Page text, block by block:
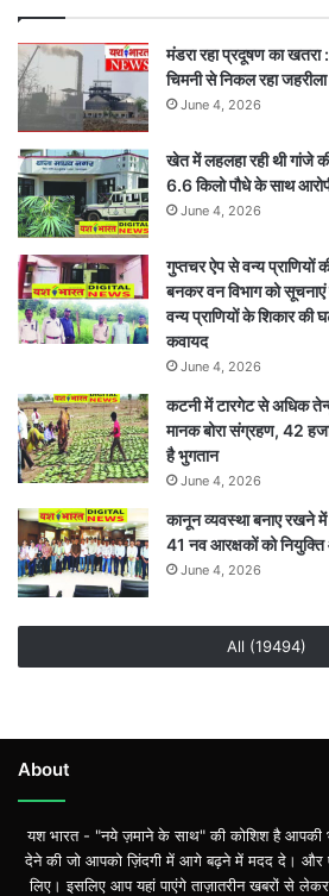
गंभीर
मंडरा रहा प्रदूषण का खतरा
चिमनी से निकल रहा
June 4, 2026
खेत में लहलहा रही थी गांजे
6.6 किलो पौधे के साथ
June 4, 2026
गुप्तचर ऐप से वन्य प्राणियों
बनकर वन विभाग को सूचनाएं
वन्य प्राणियों के शिकार की
कवायद
June 4, 2026
कटनी में टारगेट से अधिक
मानक बोरा संग्रहण, 42
है भुगतान
June 4, 2026
कानून व्यवस्था बनाए रखने में
41 नव आरक्षकों को
June 4, 2026
All (19494)
About
यश भारत - "नये ज़माने के साथ" की कोशिश है आपकी
देने की जो आपको ज़िंदगी में आगे बढ़ने में मदद दे।
लिए। इसलिए आप यहां पाएंगे ताज़ातरीन खबरों से